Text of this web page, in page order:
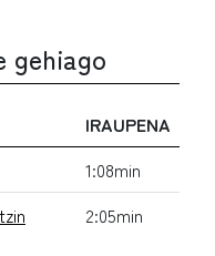
gehiago
IRAUPENA
1:08min
2:05min